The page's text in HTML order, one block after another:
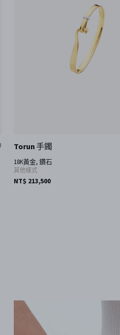
Torun 手鐲
18K黃金, 鑽石
其他樣式
NT$ 213,500